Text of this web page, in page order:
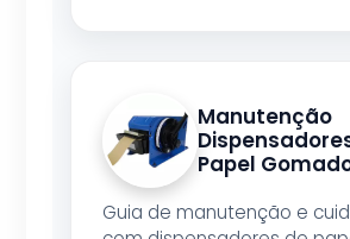
Manutenção
Papel
Guia de manutenção e